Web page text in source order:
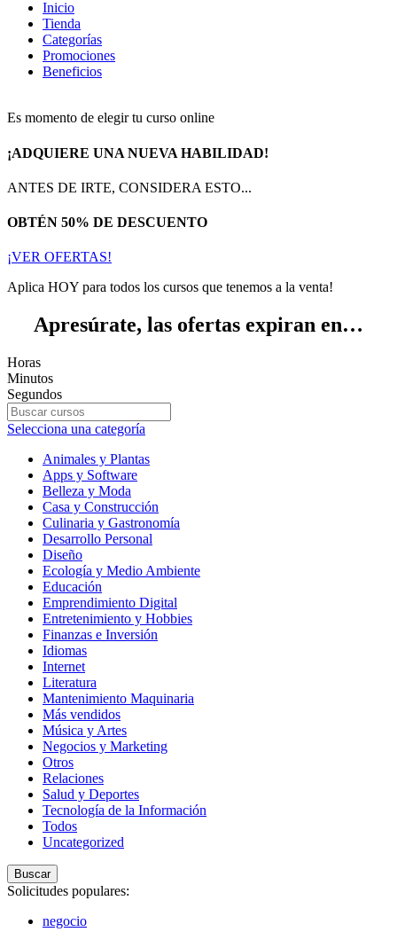
Inicio
Tienda
Categorías
Promociones
Beneficios
Es momento de elegir tu curso online
¡ADQUIERE UNA NUEVA HABILIDAD!
ANTES DE IRTE, CONSIDERA ESTO...
OBTÉN 50% DE DESCUENTO
¡VER OFERTAS!
Aplica HOY para todos los cursos que tenemos a la venta!
Apresúrate, las ofertas expiran en…
Horas
Minutos
Segundos
Selecciona una categoría
Animales y Plantas
Apps y Software
Belleza y Moda
Casa y Construcción
Culinaria y Gastronomía
Desarrollo Personal
Diseño
Ecología y Medio Ambiente
Educación
Emprendimiento Digital
Entretenimiento y Hobbies
Finanzas e Inversión
Idiomas
Internet
Literatura
Mantenimiento Maquinaria
Más vendidos
Música y Artes
Negocios y Marketing
Otros
Relaciones
Salud y Deportes
Tecnología de la Información
Todos
Uncategorized
Buscar
Solicitudes populares:
negocio